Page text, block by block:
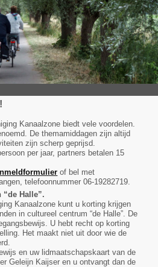
Kanaalzone biedt vele voordelen.
De themamiddagen zijn altijd
zijn scherp geprijsd.
per jaar, partners betalen 15
of bel met
telefoonnummer 06-19282719.
Halle”.
Kanaalzone kunt u korting krijgen
in cultureel centrum “de Halle”. De
U hebt recht op korting
Het maakt niet uit door wie de
en uw lidmaatschapskaart van de
Geleijn Kaijser en u ontvangt dan de